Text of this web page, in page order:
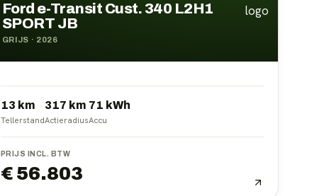
Ford e-Transit Cust. 340 L2H1
SPORT JB
GRIJS · 2026
13 km
Tellerstand
317 km
Actieradius
71 kWh
Accu
PRIJS INCL. BTW
€ 56.803